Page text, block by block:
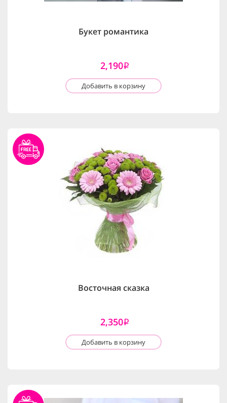
Букет романтика
2,190i
Добавить в корзину
Восточная сказка
2,350i
Добавить в корзину